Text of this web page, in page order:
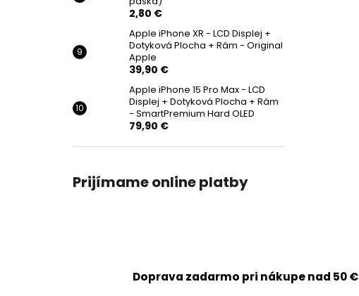
2,80 €
Apple iPhone XR - LCD Displej +
Dotyková Plocha + Rám - Original
Apple
39,90 €
Apple iPhone 15 Pro Max - LCD
Displej + Dotyková Plocha + Rám
- SmartPremium Hard OLED
79,90 €
Prijímame online platby
Doprava zadarmo pri nákupe nad 50 €